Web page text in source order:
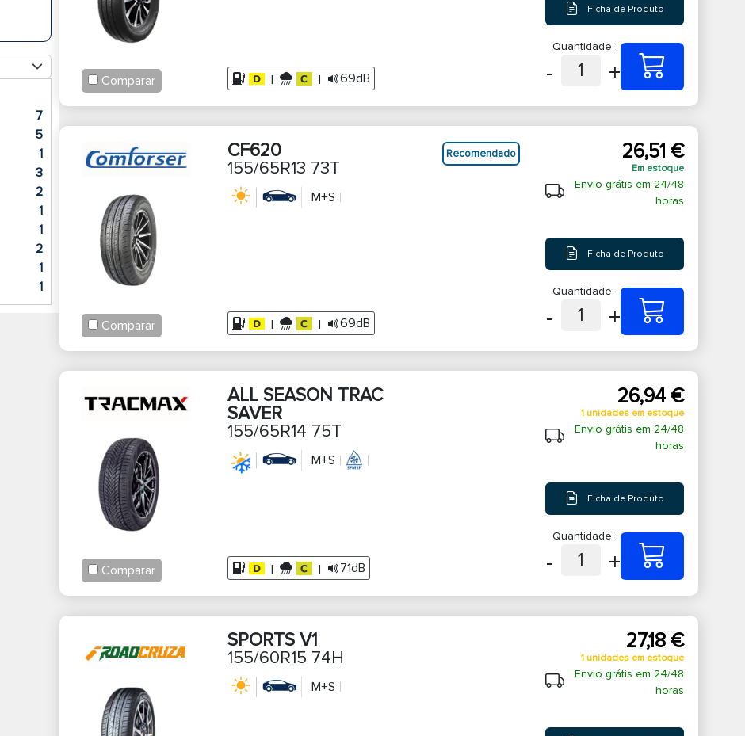
7
5
1
3
2
1
1
2
1
1
Comparar | | 69dB
Ficha de Produto
Quantidade:
- 1 +
Comparar
CF620
155/65R13 73T
M+S
| | 69dB
Recomendado 26,51 €
Em estoque
Envio grátis em 24/48
horas
Ficha de Produto
Quantidade:
- 1 +
Comparar
ALL SEASON TRAC
SAVER
155/65R14 75T
M+S
| | 71dB
26,94 €
1 unidades em estoque
Envio grátis em 24/48
horas
Ficha de Produto
Quantidade:
- 1 +
SPORTS V1
155/60R15 74H
M+S
27,18 €
1 unidades em estoque
Envio grátis em 24/48
horas